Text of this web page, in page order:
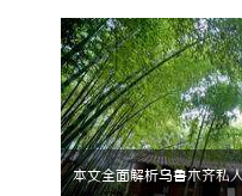
本文全面解析乌鲁木齐私